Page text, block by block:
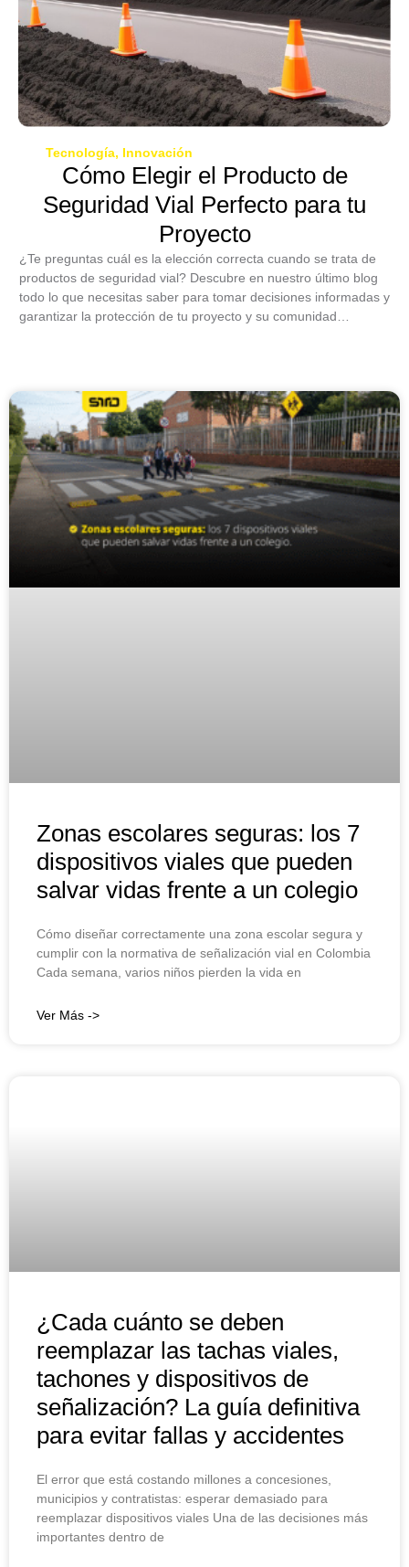
Tecnología, Innovación
Cómo Elegir el Producto de
Seguridad Vial Perfecto para tu
Proyecto
¿Te preguntas cuál es la elección correcta cuando se trata de
productos de seguridad vial? Descubre en nuestro último blog
todo lo que necesitas saber para tomar decisiones informadas y
garantizar la protección de tu proyecto y su comunidad…
Zonas escolares seguras: los 7
dispositivos viales que pueden
salvar vidas frente a un colegio
Cómo diseñar correctamente una zona escolar segura y
cumplir con la normativa de señalización vial en Colombia
Cada semana, varios niños pierden la vida en
Ver Más ->
¿Cada cuánto se deben
reemplazar las tachas viales,
tachones y dispositivos de
señalización? La guía definitiva
para evitar fallas y accidentes
El error que está costando millones a concesiones,
municipios y contratistas: esperar demasiado para
reemplazar dispositivos viales Una de las decisiones más
importantes dentro de